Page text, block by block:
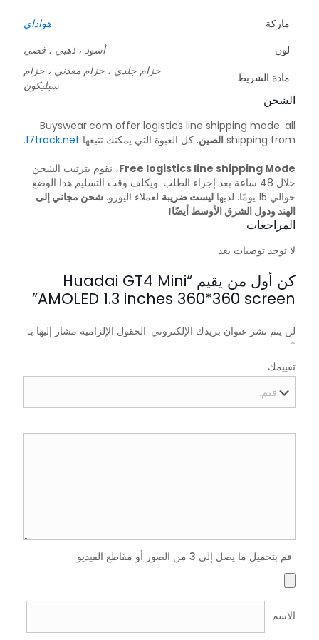
ماركة
هواداي
لون
أسود ، ذهبي ، فضي
مادة الشريط
حزام جلدي ، حزام معدني ، حزام
سيليكون
الشحن
Buyswear.com offer logistics line shipping mode. all
shipping from الصين. كل العبوة التي يمكنك تتبعها 17track.net
.
Free logistics line shipping Mode، نقوم بترتيب الشحن
خلال 48 ساعة بعد إجراء الطلب. ويكلف وقت التسليم هذا الوضع
حوالي 15 يومًا. لديها
ليست ضريبة لعملاء اليورو. شحن مجاني إلى
الهند ودول الشرق الأوسط أيضًا!
المراجعات
لا توجد توصيات بعد
كن أول من يقيم “Huadai GT4 Mini
AMOLED 1.3 inches 360*360 screen”
لن يتم نشر عنوان بريدك الإلكتروني. الحقول الإلزامية مشار إليها بـ
*
تقييمك
قم بتحميل ما يصل إلى 3 من الصور أو مقاطع الفيديو
الاسم